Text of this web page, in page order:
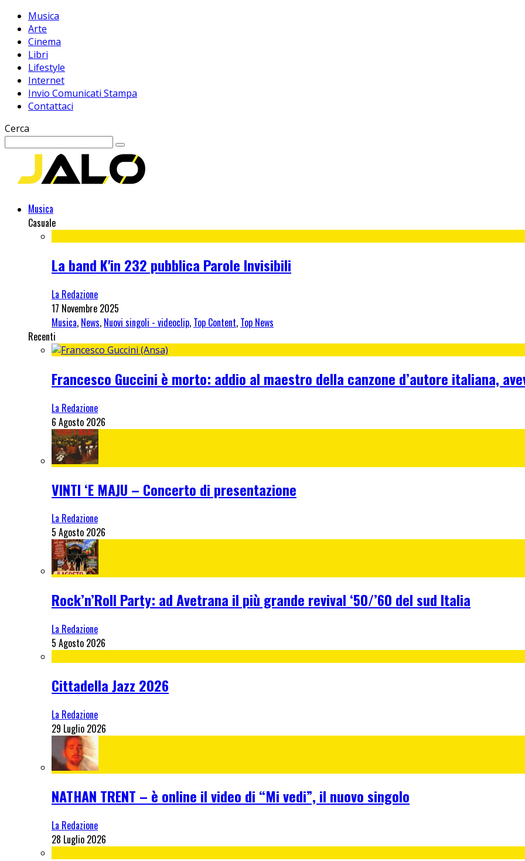
Musica
Arte
Cinema
Libri
Lifestyle
Internet
Invio Comunicati Stampa
Contattaci
Cerca
Musica
Casuale
La band K'in 232 pubblica Parole Invisibili
La Redazione
17 Novembre 2025
Musica, News, Nuovi singoli - videoclip, Top Content, Top News
Recenti
Francesco Guccini è morto: addio al maestro della canzone d’autore italiana,
La Redazione
6 Agosto 2026
VINTI ‘E MAJU – Concerto di presentazione
La Redazione
5 Agosto 2026
Rock’n’Roll Party: ad Avetrana il più grande revival ‘50/’60 del sud Italia
La Redazione
5 Agosto 2026
Cittadella Jazz 2026
La Redazione
29 Luglio 2026
NATHAN TRENT – è online il video di “Mi vedi”, il nuovo singolo
La Redazione
28 Luglio 2026